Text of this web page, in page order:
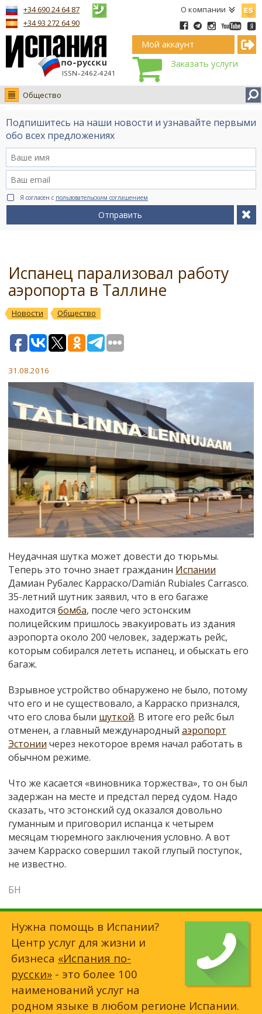
О компании
ISSN–2462-4241
+34 690 24 64 87
+34 93 272 64 90
Мой аккаунт
Заказать услуги
Общество
Новости
Интервью
Видео Ruso.TV
BCN life
Сервис на немецком
Подпишитесь на наши новости и узнавайте первыми
обо всех предложениях
Я согласен с пользовательским соглашением
Отправить
Испанец парализовал работу
аэропорта в Таллине
Новости Общество
31.08.2016
Неудачная шутка может довести до тюрьмы.
Теперь это точно знает гражданин Испании
Дамиан Рубалес Карраско/Damián Rubiales Carrasco.
35-летний шутник заявил, что в его багаже
находится бомба, после чего эстонским
полицейским пришлось эвакуировать из здания
аэропорта около 200 человек, задержать рейс,
которым собирался лететь испанец, и обыскать его
багаж.
Взрывное устройство обнаружено не было, потому
что его и не существовало, а Карраско признался,
что его слова были шуткой. В итоге его рейс был
отменен, а главный международный аэропорт
Эстонии через некоторое время начал работать в
обычном режиме.
Что же касается «виновника торжества», то он был
задержан на месте и предстал перед судом. Надо
сказать, что эстонский суд оказался довольно
гуманным и приговорил испанца к четырем
месяцам тюремного заключения условно. А вот
зачем Карраско совершил такой глупый поступок,
не известно.
БН
Нужна помощь в Испании?
Центр услуг для жизни и
бизнеса «Испания по-
русски» - это более 100
наименований услуг на
родном языке в любом регионе Испании.